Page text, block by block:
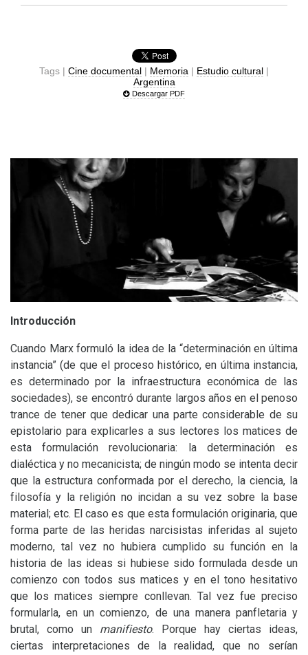
Tags | Cine documental | Memoria | Estudio cultural |
Argentina
Descargar PDF
Introducción
Cuando Marx formuló la idea de la “determinación en última
instancia” (de que el proceso histórico, en última instancia,
es determinado por la infraestructura económica de las
sociedades), se encontró durante largos años en el penoso
trance de tener que dedicar una parte considerable de su
epistolario para explicarles a sus lectores los matices de
esta formulación revolucionaria: la determinación es
dialéctica y no mecanicista; de ningún modo se intenta decir
que la estructura conformada por el derecho, la ciencia, la
filosofía y la religión no incidan a su vez sobre la base
material; etc. El caso es que esta formulación originaria, que
forma parte de las heridas narcisistas inferidas al sujeto
moderno, tal vez no hubiera cumplido su función en la
historia de las ideas si hubiese sido formulada desde un
comienzo con todos sus matices y en el tono hesitativo
que los matices siempre conllevan. Tal vez fue preciso
formularla, en un comienzo, de una manera panfletaria y
brutal, como un manifiesto. Porque hay ciertas ideas,
ciertas interpretaciones de la realidad, que no serían